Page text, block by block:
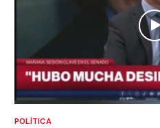
POLÍTICA